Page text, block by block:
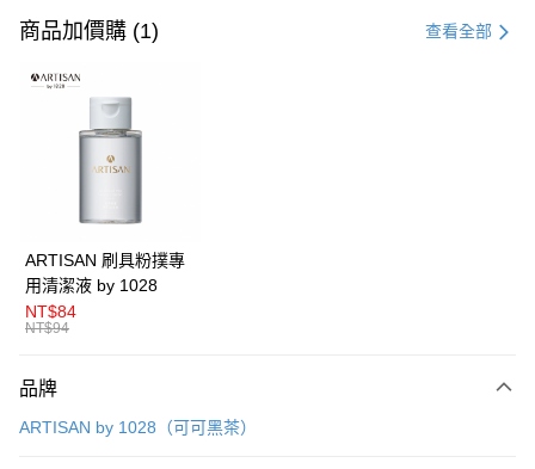
信用卡一次付款
超商取貨付款
全盈+PAY
AFTEE先享後付
【關於「AFTEE先享後付」】
便利好安心！
商品加價購 (1) 查看全部
ARTISAN 刷具粉撲專
用清潔液 by 1028
NT$84
NT$94
品牌
ARTISAN by 1028（可可黑茶）